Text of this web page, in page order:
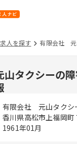
人を探す 有限会社 元
タクシーの
有限会社 元山タクシ
香川県高松市上福岡町
1961年01月